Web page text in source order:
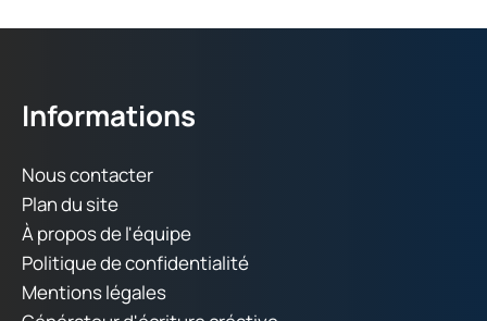
Informations
Nous contacter
Plan du site
À propos de l'équipe
Politique de confidentialité
Mentions légales